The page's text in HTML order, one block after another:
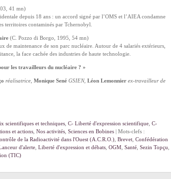
41 mn)
depuis 18 ans : un accord signé par l’OMS et l’AIEA condamne
territoires contaminés par Tchernobyl.
(C. Pozzo di Borgo, 1995, 54 mn)
de maintenance de son parc nucléaire. Autour de 4 salariés extérieurs,
la face cachée des industries de haute technologie.
les travailleurs du nucléaire ? »
réalisatrice Monique Sené GSIEN, Léon Lemonnier ex-travailleur de
scientifiques et techniques C- Liberté d'expression scientifique C-
et actions Nos activités Sciences en Bobines | Mots-clefs :
de la Radioactivité dans l'Ouest (A.C.R.O.) Brevet Confédération
d'alerte Liberté d'expression et débats OGM Santé Sezin Topçu
(TIC)